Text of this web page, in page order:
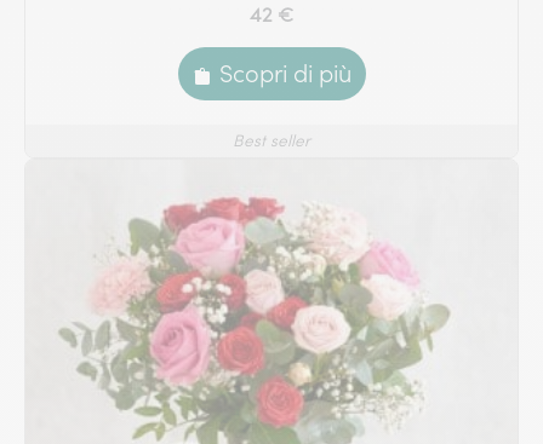
42 €
Scopri di più
Best seller